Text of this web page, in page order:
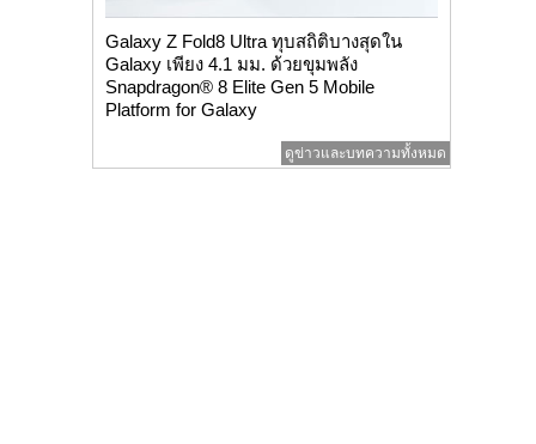
Galaxy Z Fold8 Ultra ทุบสถิติบางสุดใน
Galaxy เพียง 4.1 มม. ด้วยขุมพลัง
Snapdragon® 8 Elite Gen 5 Mobile
Platform for Galaxy
ดูข่าวและบทความทั้งหมด